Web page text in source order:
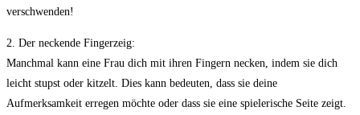
verschwenden!
2. Der neckende Fingerzeig:
Manchmal kann eine Frau dich mit ihren Fingern necken, indem sie dich
leicht stupst oder kitzelt. Dies kann bedeuten, dass sie deine
Aufmerksamkeit erregen möchte oder dass sie eine spielerische Seite zeigt.